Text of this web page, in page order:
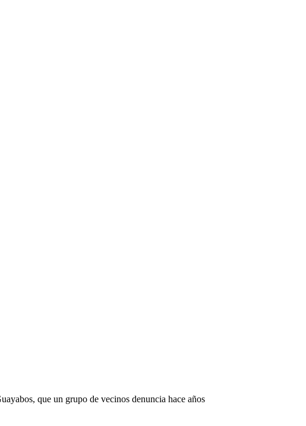
que un grupo de vecinos denuncia hace años